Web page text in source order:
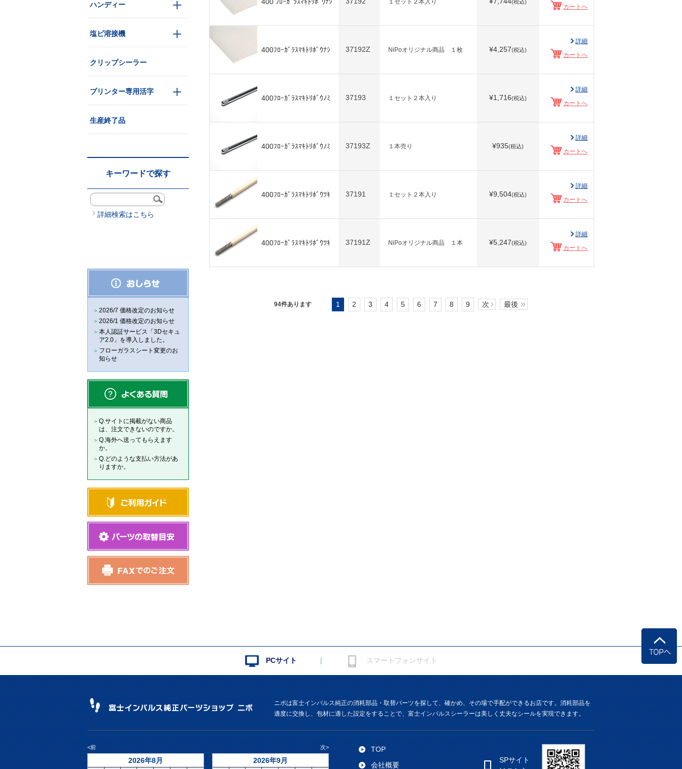
１セット２本入り (税込)
カートへ
400ﾌﾛｰｶﾞﾗｽﾏｷﾄﾘﾎﾞｳﾅｼ 37192Z NiPoオリジナル商品 １枚 ¥4,257(税込)
詳細
カートへ
400ﾌﾛｰｶﾞﾗｽﾏｷﾄﾘﾎﾞｳﾉﾐ 37193 １セット２本入り ¥1,716(税込)
詳細
カートへ
400ﾌﾛｰｶﾞﾗｽﾏｷﾄﾘﾎﾞｳﾉﾐ 37193Z １本売り ¥935(税込)
詳細
カートへ
400ﾌﾛｰｶﾞﾗｽﾏｷﾄﾘﾎﾞｳﾂｷ 37191 １セット２本入り ¥9,504(税込)
詳細
カートへ
400ﾌﾛｰｶﾞﾗｽﾏｷﾄﾘﾎﾞｳﾂｷ 37191Z NiPoオリジナル商品 １本 ¥5,247(税込)
詳細
カートへ
94件あります 1 2 3 4 5 6 7 8 9 次 最後
ハンディー
塩ビ溶接機
クリップシーラー
プリンター専用活字
生産終了品
キーワードで探す
詳細検索はこちら
2026/7 価格改定のお知らせ
2026/1 価格改定のお知らせ
本人認証サービス「3Dセキュ
ア2.0」を導入しました。
フローガラスシート変更のお
知らせ
Q.サイトに掲載がない商品
は、注文できないのですか。
Q.海外へ送ってもらえます
か。
Q.どのような支払い方法があ
りますか。
PCサイト | スマートフォンサイト
ニポは富士インパルス純正の消耗部品・取替パーツを探して、確かめ、その場で手配ができるお店です。消耗部品を
適度に交換し、包材に適した設定をすることで、富士インパルスシーラーは美しく丈夫なシールを実現できます。
<前 次>
2026年8月 2026年9月
TOP
会社概要
SPサイト